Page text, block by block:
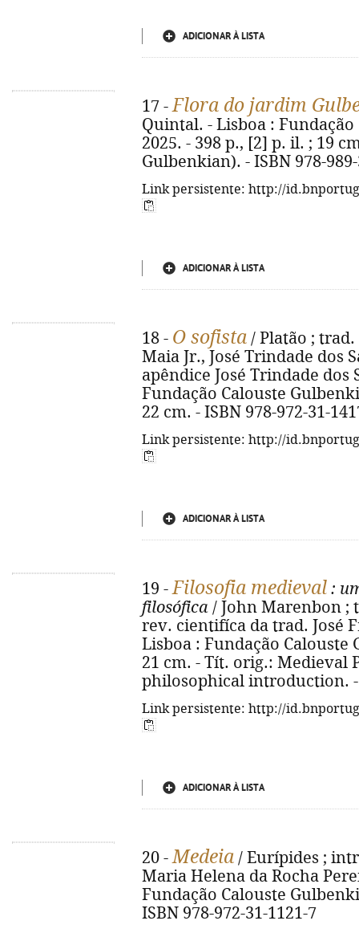
ADICIONAR À LISTA
17 -Flora do jardim
Quintal. - Lisboa :
2025. - 398 p., [2] p. il. ; 19
Gulbenkian). - ISBN 978-
Link persistente: http://
ADICIONAR À LISTA
18 - O sofista / Platão ;
Maia Jr., José Trindade dos
apêndice José Trindade dos
Fundação Calouste
22 cm. - ISBN 978-972-31-
Link persistente: http://
ADICIONAR À LISTA
19 -Filosofia medieval :
filosófica / John Marenbon ;
rev. cientifíca da trad. José
Lisboa : Fundação Calouste
21 cm. - Tít. orig.: Medieval
philosophical introduction. -
Link persistente: http://
ADICIONAR À LISTA
20 -Medeia / Eurípides ;
Maria Helena da Rocha
Fundação Calouste
ISBN 978-972-31-1121-7